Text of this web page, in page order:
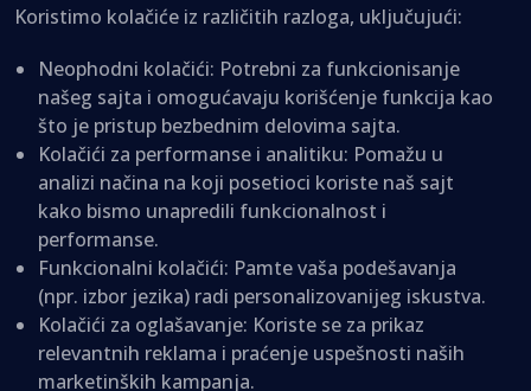
Koristimo kolačiće iz različitih razloga, uključujući:
Neophodni kolačići: Potrebni za funkcionisanje
našeg sajta i omogućavaju korišćenje funkcija kao
što je pristup bezbednim delovima sajta.
Kolačići za performanse i analitiku: Pomažu u
analizi načina na koji posetioci koriste naš sajt
kako bismo unapredili funkcionalnost i
performanse.
Funkcionalni kolačići: Pamte vaša podešavanja
(npr. izbor jezika) radi personalizovanijeg iskustva.
Kolačići za oglašavanje: Koriste se za prikaz
relevantnih reklama i praćenje uspešnosti naših
marketinških kampanja.